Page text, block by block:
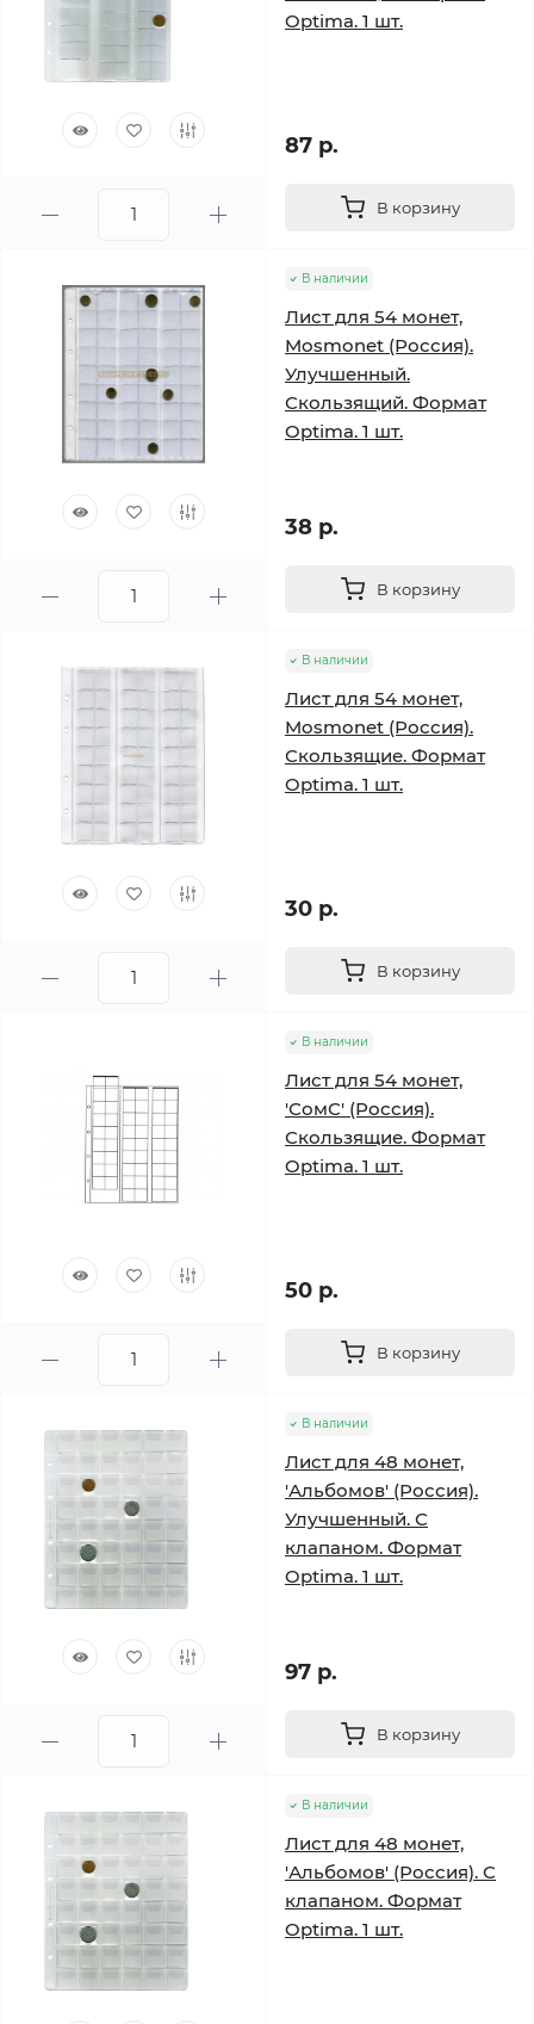
Optima. 1 шт.
87 р.
В корзину
В наличии
Лист для 54 монет,
Mosmonet (Россия).
Улучшенный.
Скользящий. Формат
Optima. 1 шт.
38 р.
В корзину
В наличии
Лист для 54 монет,
Mosmonet (Россия).
Скользящие. Формат
Optima. 1 шт.
30 р.
В корзину
В наличии
Лист для 54 монет,
'СомС' (Россия).
Скользящие. Формат
Optima. 1 шт.
50 р.
В корзину
В наличии
Лист для 48 монет,
'Альбомов' (Россия).
Улучшенный. С
клапаном. Формат
Optima. 1 шт.
97 р.
В корзину
В наличии
Лист для 48 монет,
'Альбомов' (Россия). С
клапаном. Формат
Optima. 1 шт.